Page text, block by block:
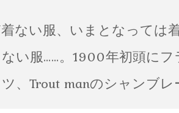
ない服、いまとなっては
い服……。1900年初頭に
、Trout manのシャンブ